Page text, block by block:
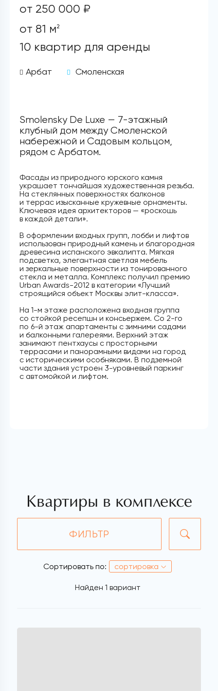
Smolensky De Luxe — 7-этажный
клубный дом между Смоленской
набережной и Садовым кольцом,
рядом с Арбатом.
Фасады из природного юрского камня
украшает тончайшая художественная резьба.
На стеклянных поверхностях балконов
и террас изысканные кружевные орнаменты.
Ключевая идея архитекторов — «роскошь
в каждой детали».
В оформлении входных групп, лобби и лифтов
использован природный камень и благородная
древесина испанского эвкалипта. Мягкая
подсветка, элегантная светлая мебель
и зеркальные поверхности из тонированного
стекла и металла. Комплекс получил премию
Urban Awards-2012 в категории «Лучший
строящийся объект Москвы элит-класса».
На 1-м этаже расположена входная группа
со стойкой ресепшн и консьержем. Со 2-го
по 6-й этаж апартаменты с зимними садами
и балконными галереями. Верхний этаж
занимают пентхаусы с просторными
террасами и панорамными видами на город
с историческими особняками. В подземной
части здания устроен 3-уровневый паркинг
с автомойкой и лифтом.
от 250 000 ₽
от 81 м2
10 квартир для аренды
Арбат Смоленская
Квартиры в комплексе
ФИЛЬТР
Найден 1 вариант
Сортировать по: сортировка